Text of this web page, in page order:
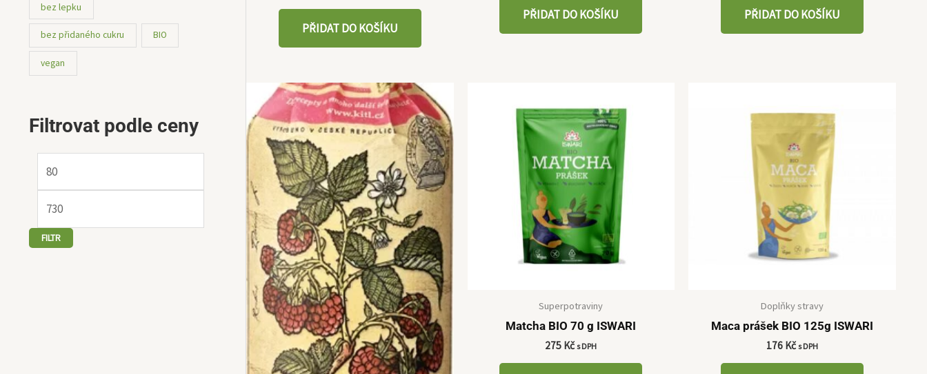
bez lepku
bez přidaného cukru BIO
vegan
Filtrovat podle ceny
FILTR
PŘIDAT DO KOŠÍKU
PŘIDAT DO KOŠÍKU PŘIDAT DO KOŠÍKU
Superpotraviny
Matcha BIO 70 g ISWARI
275 Kč s DPH
Doplňky stravy
Maca prášek BIO 125g ISWARI
176 Kč s DPH